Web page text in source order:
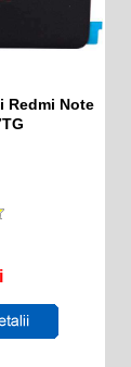
Redmi Note